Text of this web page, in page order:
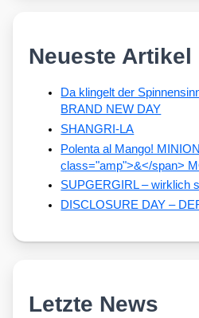
Neueste Artikel
Da klingelt der
BRAND NEW DAY
SHANGRI-LA
Polenta al Mango!
class="amp">&</span>
SUPGERGIRL – wirklich
DISCLOSURE DAY –
Letzte News